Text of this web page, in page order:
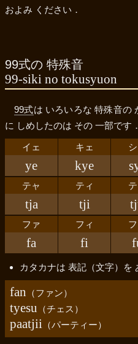
およみ ください．
99式の 特殊音
99-siki no tokusyuon
99式は いろいろな 特殊音の
に しめしたのは その 一部です．
イェ キェ
ye kye
テャ ティ
tja tji
ファ フィ
fa fi
カタカナは 表記（文字）を
fan （ファン）
tyesu （チェス）
paatjii （パーティー）